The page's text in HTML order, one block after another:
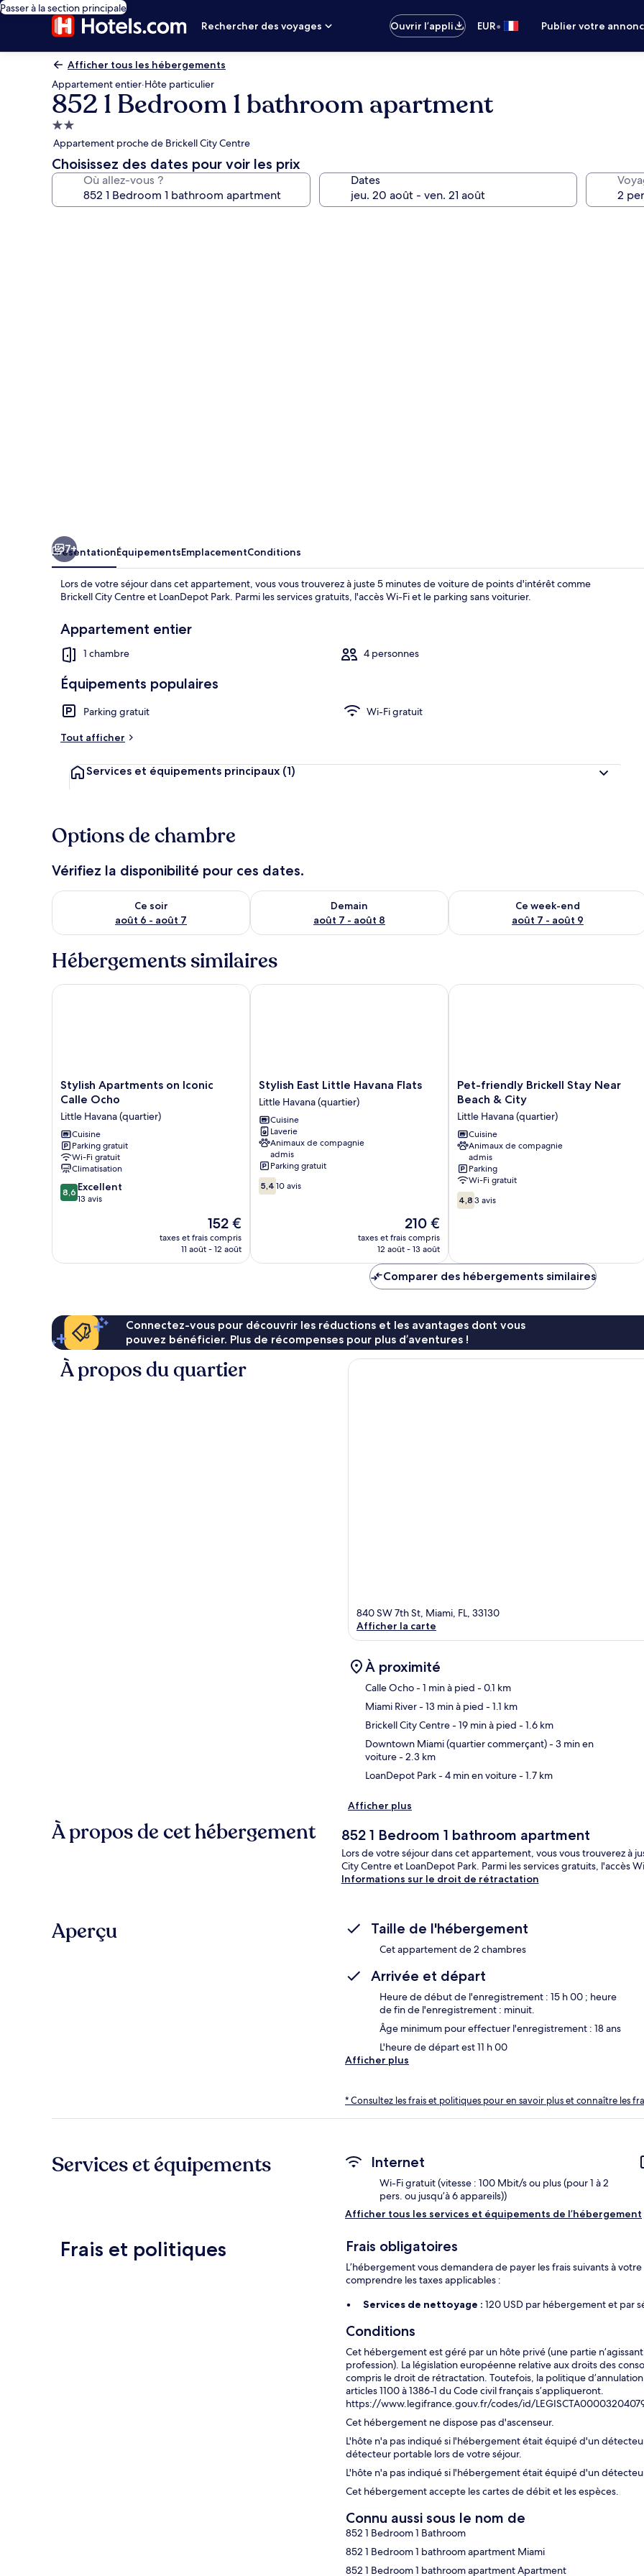
Passer à la section principale
Rechercher des voyages
Ouvrir l’appli EUR• Publier votre
Afficher tous les hébergements
Appartement entier·Hôte particulier
852 1 Bedroom 1 bathroom apartment
Hébergement
2.0 étoiles
Appartement proche de Brickell City Centre
Choisissez des dates pour voir les prix
Où allez-vous ? Dates
7+
PrésentationÉquipementsEmplacementConditions
Lors de votre séjour dans cet appartement, vous vous trouverez à juste 5 minutes de voiture de points d'intérêt comme
Brickell City Centre et LoanDepot Park. Parmi les services gratuits, l'accès Wi-Fi et le parking sans voiturier.
Appartement entier
1 chambre 4 personnes
Équipements populaires
Parking gratuit
Wi-Fi gratuit
Tout afficher
Services et équipements principaux (1)
Options de chambre
Vérifiez la disponibilité pour ces dates.
Ce soir
août 6 - août 7
Vérifier la disponibilité pour ce soir août 6 - août 7
Demain
août 7 - août 8
Vérifier la disponibilité pour demain août 7 - août 8
Ce week-end
août 7 - août 9
Vérifier la disponibilité pour ce week-
Hébergements similaires
Stylish
Apartments
Iconic
Calle
Ocho
Little
Havana
(quartier)
Stylish Apartments on Iconic
Calle Ocho
Little Havana (quartier)
Cuisine
Parking gratuit
Wi-Fi gratuit
Climatisation
8.6
sur
8,6 Excellent
13 avis
Le
nouveau
prix
152 €
taxes et frais compris
11 août - 12 août
Stylish Apartments on Iconic Calle Ocho
Stylish
East
Little
Havana
Flats
Little
Havana
(quartier)
Stylish East Little Havana Flats
Little Havana (quartier)
Cuisine
Laverie
Animaux de compagnie
admis
Parking gratuit
5.4
sur
5,4 10 avis
Le
nouveau
prix
de
210 €
210 €
taxes et frais compris
12 août - 13 août
Stylish East Little Havana Flats
Pet-
friendly
Stay
Near
Beach
City
Little
Havana
(quartier)
Pet-friendly Brickell Stay Near
Beach & City
Little Havana (quartier)
Cuisine
Animaux de compagnie
admis
Parking
Wi-Fi gratuit
4.8
sur
4,8 3 avis
Pet-friendly Brickell Stay Near Beach
Comparer des hébergements similaires
Connectez-vous pour découvrir les réductions et les avantages dont vous
pouvez bénéficier. Plus de récompenses pour plus d’aventures !
À propos du quartier
840 SW 7th St, Miami, FL, 33130
Afficher la carte
À proximité
Calle Ocho- 1 min à pied - 0.1 km
Miami River- 13 min à pied - 1.1 km
Brickell City Centre- 19 min à pied - 1.6 km
Downtown Miami (quartier commerçant)- 3 min en
voiture- 2.3 km
LoanDepot Park- 4 min en voiture- 1.7 km
Afficher plus
À propos de cet hébergement 852 1 Bedroom 1 bathroom apartment
Lors de votre séjour dans cet appartement, vous vous trouverez
City Centre et LoanDepot Park. Parmi les services gratuits, l'accès
Informations sur le droit de rétractation
Aperçu Taille de l'hébergement
Cet appartement de 2 chambres
Arrivée et départ
Heure de début de l'enregistrement : 15 h 00 ; heure
de fin de l'enregistrement : minuit.
Âge minimum pour effectuer l'enregistrement : 18 ans
L'heure de départ est 11 h 00
Afficher plus
* Consultez les frais et politiques pour en savoir plus et connaître les
Services et équipements Internet
Wi-Fi gratuit (vitesse : 100 Mbit/s ou plus (pour 1 à 2
pers. ou jusqu’à 6 appareils))
Afficher tous les services et équipements de l’hébergement
Frais et politiques Frais obligatoires
L’hébergement vous demandera de payer les frais suivants à
comprendre les taxes applicables :
Services de nettoyage : 120 USD par hébergement et par
Conditions
Cet hébergement est géré par un hôte privé (une partie
profession). La législation européenne relative aux droits des
compris le droit de rétractation. Toutefois, la politique
articles 1100 à 1386-1 du Code civil français s’appliqueront.
https://www.legifrance.gouv.fr/codes/id/
Cet hébergement ne dispose pas d'ascenseur.
L'hôte n'a pas indiqué si l'hébergement était équipé d'un
détecteur portable lors de votre séjour.
L'hôte n'a pas indiqué si l'hébergement était équipé d'un
Cet hébergement accepte les cartes de débit et les espèces.
Connu aussi sous le nom de
852 1 Bedroom 1 Bathroom
852 1 Bedroom 1 bathroom apartment Miami
852 1 Bedroom 1 bathroom apartment Apartment